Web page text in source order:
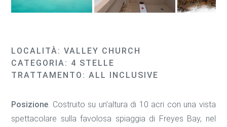
LOCALITÀ: VALLEY CHURCH
CATEGORIA: 4 STELLE
TRATTAMENTO: ALL INCLUSIVE
Posizione . Costruito su un’altura di 10 acri con una vista
spettacolare sulla favolosa spiaggia di Freyes Bay, nel